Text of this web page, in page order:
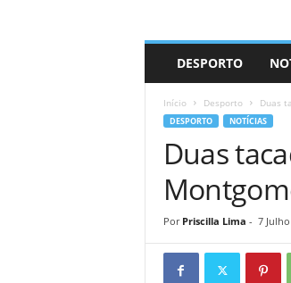
r
DESPORTO
Início Desporto Duas
DESPORTO NOTÍCIAS
Duas
Por Priscilla Lima - 7